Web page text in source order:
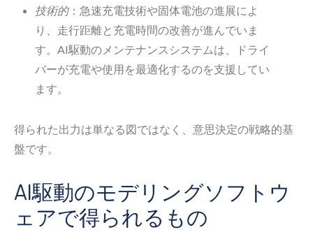
技術的：急速充電技術や固体電池の進展によ
り、走行距離と充電時間の改善が進んでいま
す。AI駆動のメンテナンスシステムは、ドライ
バーが充電や使用を最適化するのを支援してい
ます。
得られた出力は単なる図ではなく、意思決定の戦略的基
盤です。
AI駆動のモデリングソフトウ
ェアで得られるもの